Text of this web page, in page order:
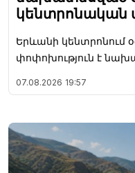
կենտրոնական
Երևանի կենտրոնում
փոփոխություն է
07.08.2026 19:57